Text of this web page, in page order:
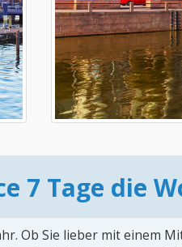
7 Tage die
Ob Sie lieber mit einem